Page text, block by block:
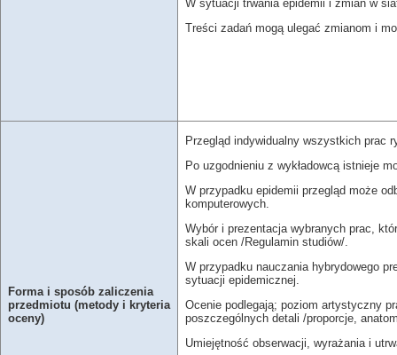
W sytuacji trwania epidemii i zmian w
Treści zadań mogą ulegać zmianom i
Forma i sposób zaliczenia
przedmiotu (metody i kryteria
oceny)
Przegląd indywidualny wszystkich prac
Po uzgodnieniu z wykładowcą istnieje
W przypadku epidemii przegląd może
komputerowych.
Wybór i prezentacja wybranych prac,
skali ocen /Regulamin studiów/.
W przypadku nauczania hybrydowego
sytuacji epidemicznej.
Ocenie podlegają; poziom artystyczny
poszczególnych detali /proporcje,
Umiejętność obserwacji, wyrażania i